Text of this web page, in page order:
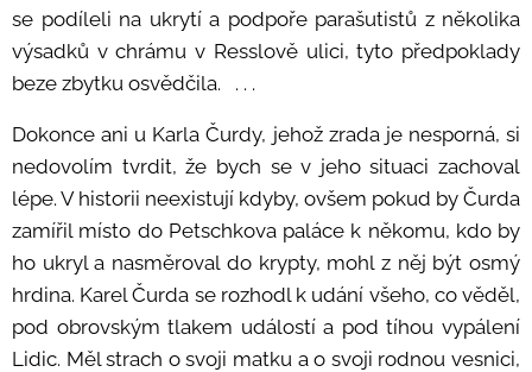
se podíleli na ukrytí a podpoře parašutistů z několika
výsadků v chrámu v Resslově ulici, tyto předpoklady
beze zbytku osvědčila. . . .
Dokonce ani u Karla Čurdy, jehož zrada je nesporná, si
nedovolím tvrdit, že bych se v jeho situaci zachoval
lépe. V historii neexistují kdyby, ovšem pokud by Čurda
zamířil místo do Petschkova paláce k někomu, kdo by
ho ukryl a nasměroval do krypty, mohl z něj být osmý
hrdina. Karel Čurda se rozhodl k udání všeho, co věděl,
pod obrovským tlakem událostí a pod tíhou vypálení
Lidic. Měl strach o svoji matku a o svoji rodnou vesnici,